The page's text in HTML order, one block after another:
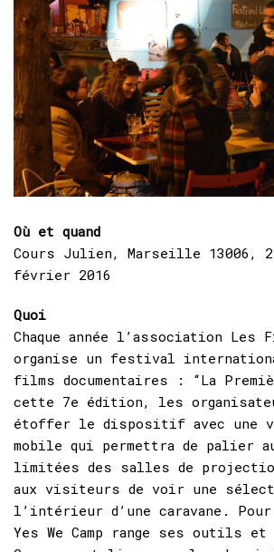
Où et quand
Cours Julien, Marseille 13006,
février 2016
Quoi
Chaque année l’association Les
organise un festival
films documentaires : “La
cette 7e édition, les
étoffer le dispositif avec une
mobile qui permettra de palier
limitées des salles de
aux visiteurs de voir une
l’intérieur d’une caravane.
Yes We Camp range ses outils